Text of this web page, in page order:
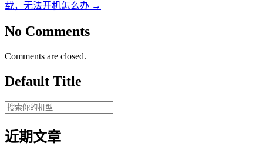
载，无法开机怎么办 →
No Comments
Comments are closed.
Default Title
近期文章